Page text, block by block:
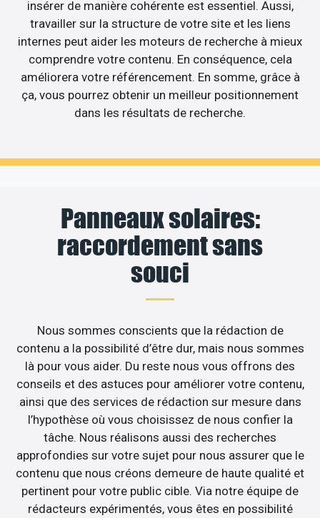
insérer de manière cohérente est essentiel. Aussi,
travailler sur la structure de votre site et les liens
internes peut aider les moteurs de recherche à mieux
comprendre votre contenu. En conséquence, cela
améliorera votre référencement. En somme, grâce à
ça, vous pourrez obtenir un meilleur positionnement
dans les résultats de recherche.
Panneaux solaires:
raccordement sans
souci
Nous sommes conscients que la rédaction de
contenu a la possibilité d’être dur, mais nous sommes
là pour vous aider. Du reste nous vous offrons des
conseils et des astuces pour améliorer votre contenu,
ainsi que des services de rédaction sur mesure dans
l’hypothèse où vous choisissez de nous confier la
tâche. Nous réalisons aussi des recherches
approfondies sur votre sujet pour nous assurer que le
contenu que nous créons demeure de haute qualité et
pertinent pour votre public cible. Via notre équipe de
rédacteurs expérimentés, vous êtes en possibilité